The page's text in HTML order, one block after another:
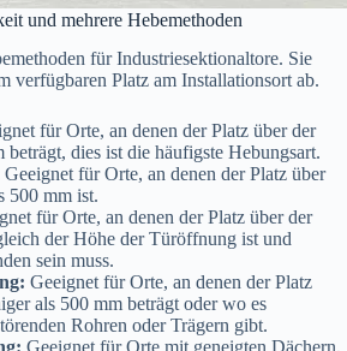
und mehrere Hebemethoden
für Industriesektionaltore. Sie
verfügbaren Platz am Installationsort ab.
für Orte, an denen der Platz über der
dies ist die häufigste Hebungsart.
Geeignet für Orte, an denen der Platz über
500 mm ist.
für Orte, an denen der Platz über der
der Höhe der Türöffnung ist und
sein muss.
Geeignet für Orte, an denen der Platz
als 500 mm beträgt oder wo es
Rohren oder Trägern gibt.